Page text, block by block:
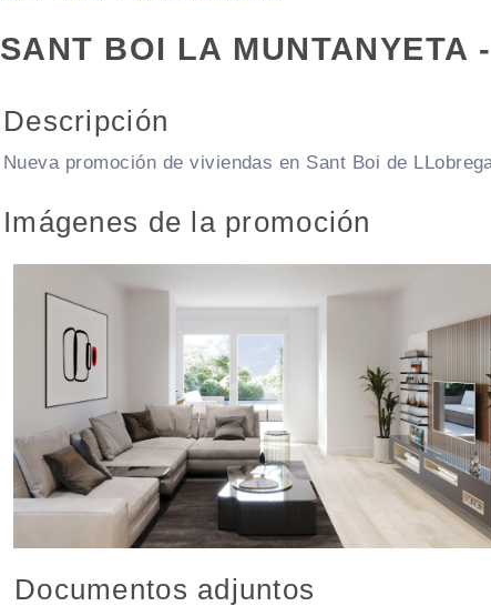
SANT BOI LA MUNTANYETA
Descripción
Nueva promoción de viviendas en Sant Boi de
Imágenes de la promoción
Documentos adjuntos